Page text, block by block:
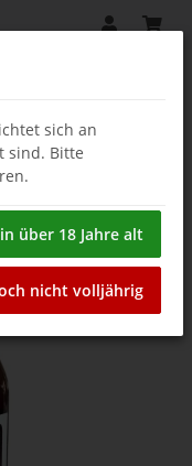
sich an
sind. Bitte
über 18 Jahre alt
nicht volljährig